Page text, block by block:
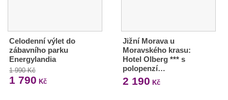
Celodenní výlet do
zábavního parku
Energylandia
1 990 Kč
1 790 Kč
Jižní Morava u
Moravského krasu:
Hotel Olberg *** s
polopenzí…
2 190 Kč